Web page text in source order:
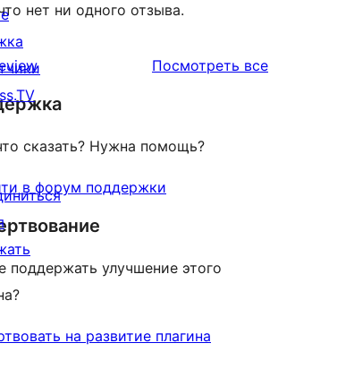
нет ни одного отзыва.
Посмотреть всеотзывы
сказать? Нужна помощь?
в форум поддержки
поддержать улучшение этого
на развитие плагина